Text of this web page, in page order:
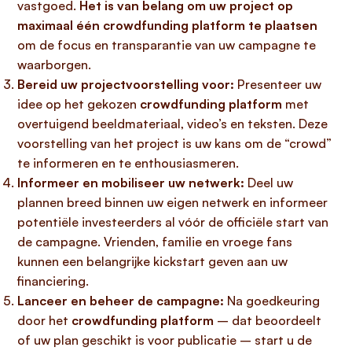
vastgoed. Het is van belang om uw project op
maximaal één crowdfunding platform te plaatsen
om de focus en transparantie van uw campagne te
waarborgen.
Bereid uw projectvoorstelling voor: Presenteer uw
idee op het gekozen crowdfunding platform met
overtuigend beeldmateriaal, video’s en teksten. Deze
voorstelling van het project is uw kans om de “crowd”
te informeren en te enthousiasmeren.
Informeer en mobiliseer uw netwerk: Deel uw
plannen breed binnen uw eigen netwerk en informeer
potentiële investeerders al vóór de officiële start van
de campagne. Vrienden, familie en vroege fans
kunnen een belangrijke kickstart geven aan uw
financiering.
Lanceer en beheer de campagne: Na goedkeuring
door het crowdfunding platform – dat beoordeelt
of uw plan geschikt is voor publicatie – start u de